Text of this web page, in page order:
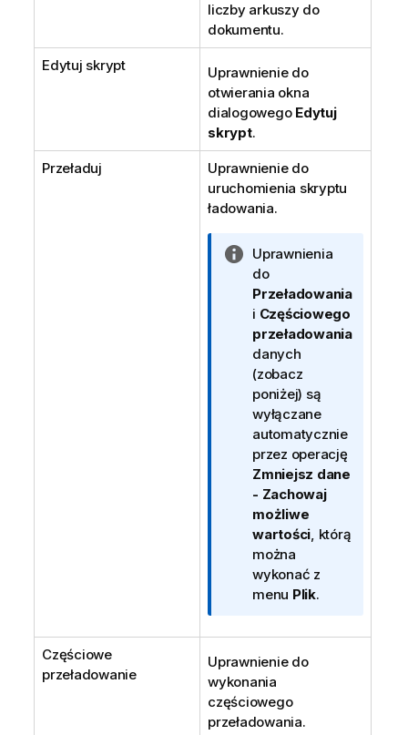
liczby arkuszy do
dokumentu.
Edytuj skrypt
Uprawnienie do
otwierania okna
dialogowego Edytuj
skrypt.
Przeładuj
Uprawnienie do
uruchomienia skryptu
ładowania.
I
n
f
o
r
m
a
c
j
a
Uprawnienia
do
Przeładowania
i Częściowego
przeładowania
danych
(zobacz
poniżej) są
wyłączane
automatycznie
przez operację
Zmniejsz dane
- Zachowaj
możliwe
wartości, którą
można
wykonać z
menu Plik.
Częściowe
przeładowanie
Uprawnienie do
wykonania
częściowego
przeładowania.